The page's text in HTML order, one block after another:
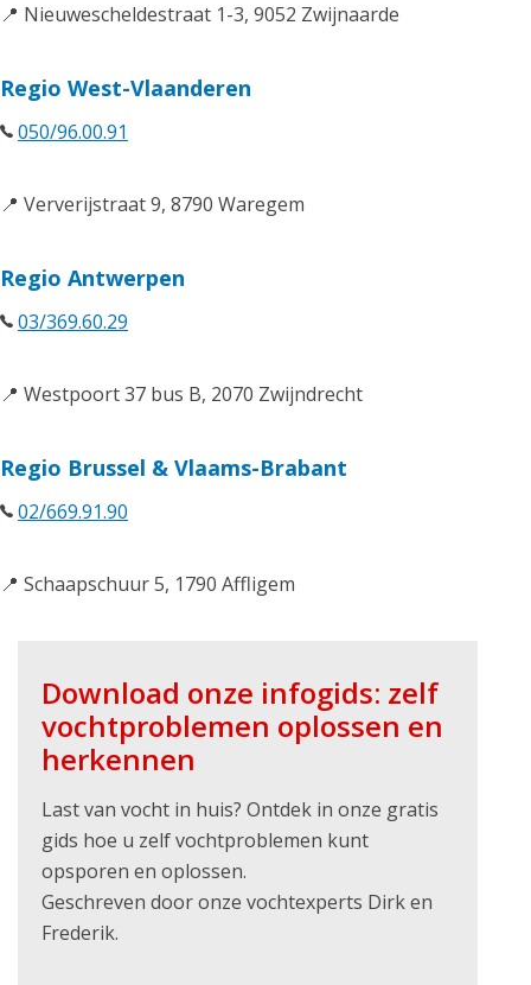
📍 Nieuwescheldestraat 1-3, 9052 Zwijnaarde
Regio West-Vlaanderen
050/96.00.91
📍 Ververijstraat 9, 8790 Waregem
Regio Antwerpen
03/369.60.29
📍 Westpoort 37 bus B, 2070 Zwijndrecht
Regio Brussel & Vlaams-Brabant
02/669.91.90
📍 Schaapschuur 5, 1790 Affligem
Download onze infogids: zelf
vochtproblemen oplossen en
herkennen
Last van vocht in huis? Ontdek in onze gratis
gids hoe u zelf vochtproblemen kunt
opsporen en oplossen.
Geschreven door onze vochtexperts Dirk en
Frederik.